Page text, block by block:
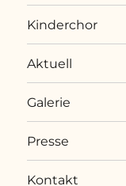
Kinderchor
Aktuell
Galerie
Presse
Kontakt